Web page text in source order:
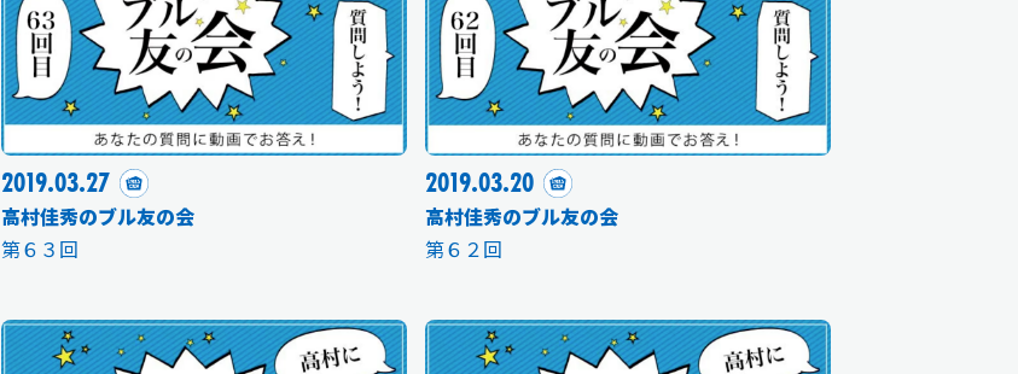
2019.03.27
高村佳秀のブル友の会
第６３回
2019.03.20
高村佳秀のブル友の会
第６２回